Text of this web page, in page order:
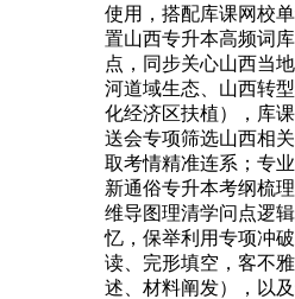
使用，搭配库课网校
置山西专升本高频词
点，同步关心山西当
河道域生态、山西转
化经济区扶植），库
送会专项筛选山西相
取考情精准连系；专
新通俗专升本考纲梳
维导图理清学问点逻
忆，保举利用专项冲
读、完形填空，客不
述、材料阐发），以